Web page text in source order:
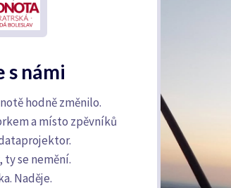
s námi
hodně změnilo.
a místo zpěvníků
se nemění.
Naděje.